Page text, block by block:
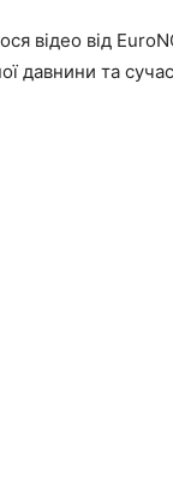
відео від
давнини та